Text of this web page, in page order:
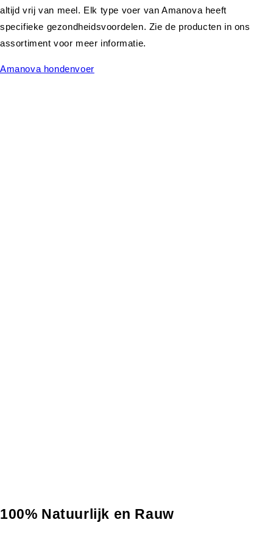
altijd vrij van meel. Elk type voer van Amanova heeft
specifieke gezondheidsvoordelen. Zie de producten in ons
assortiment voor meer informatie.
Amanova hondenvoer
100% Natuurlijk en Rauw